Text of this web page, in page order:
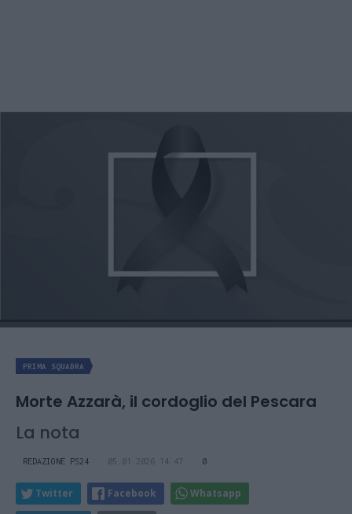
PRIMA SQUADRA
Morte Azzarà, il cordoglio del Pescara
La nota
REDAZIONE PS24 05.01.2026 14:47 0
Twitter Facebook Whatsapp